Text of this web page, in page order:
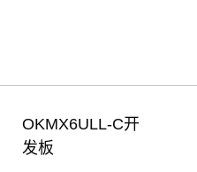
OKMX6ULL-C开
发板